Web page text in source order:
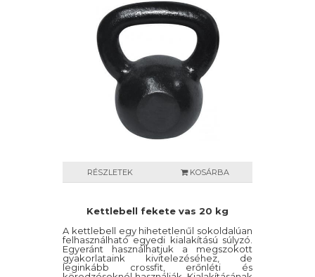
RÉSZLETEK KOSÁRBA
Kettlebell fekete vas 20 kg
A kettlebell egy hihetetlenűl sokoldalúan
felhasználható egyedi kialakítású súlyzó.
Egyeránt használhatjuk a megszokott
gyakorlataink kivitelezéséhez, de
leginkább crossfit, erőnléti és